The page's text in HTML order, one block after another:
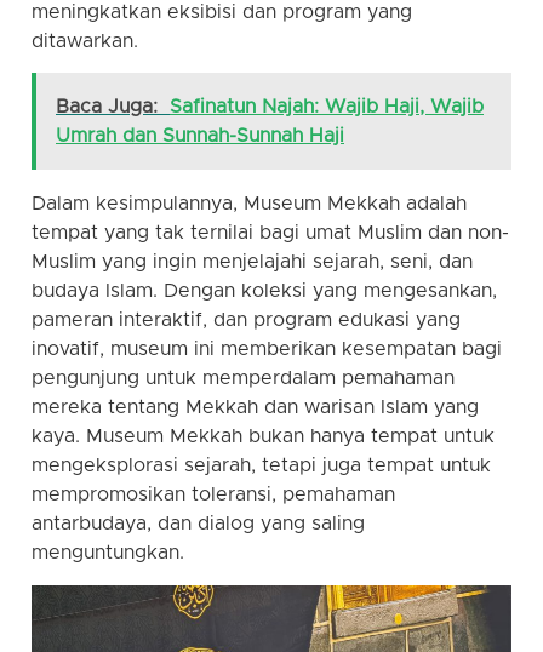
meningkatkan eksibisi dan program yang
ditawarkan.
Baca Juga:
Safinatun Najah: Wajib Haji, Wajib
Umrah dan Sunnah-Sunnah Haji
Dalam kesimpulannya, Museum Mekkah adalah
tempat yang tak ternilai bagi umat Muslim dan non-
Muslim yang ingin menjelajahi sejarah, seni, dan
budaya Islam. Dengan koleksi yang mengesankan,
pameran interaktif, dan program edukasi yang
inovatif, museum ini memberikan kesempatan bagi
pengunjung untuk memperdalam pemahaman
mereka tentang Mekkah dan warisan Islam yang
kaya. Museum Mekkah bukan hanya tempat untuk
mengeksplorasi sejarah, tetapi juga tempat untuk
mempromosikan toleransi, pemahaman
antarbudaya, dan dialog yang saling
menguntungkan.